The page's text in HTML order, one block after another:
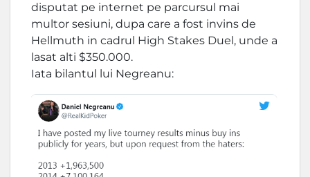
disputat pe internet pe parcursul mai
multor sesiuni, dupa care a fost invins de
Hellmuth in cadrul High Stakes Duel, unde a
lasat alti $350.000.
Iata bilantul lui Negreanu: